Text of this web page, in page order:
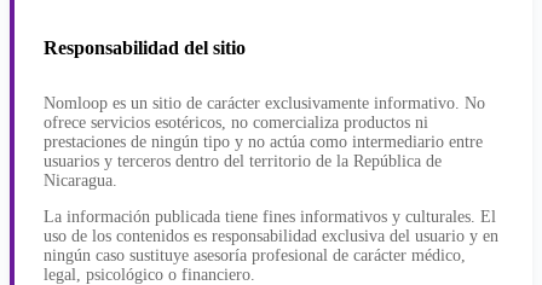
Responsabilidad del sitio
Nomloop es un sitio de carácter exclusivamente informativo. No
ofrece servicios esotéricos, no comercializa productos ni
prestaciones de ningún tipo y no actúa como intermediario entre
usuarios y terceros dentro del territorio de la República de
Nicaragua.
La información publicada tiene fines informativos y culturales. El
uso de los contenidos es responsabilidad exclusiva del usuario y en
ningún caso sustituye asesoría profesional de carácter médico,
legal, psicológico o financiero.